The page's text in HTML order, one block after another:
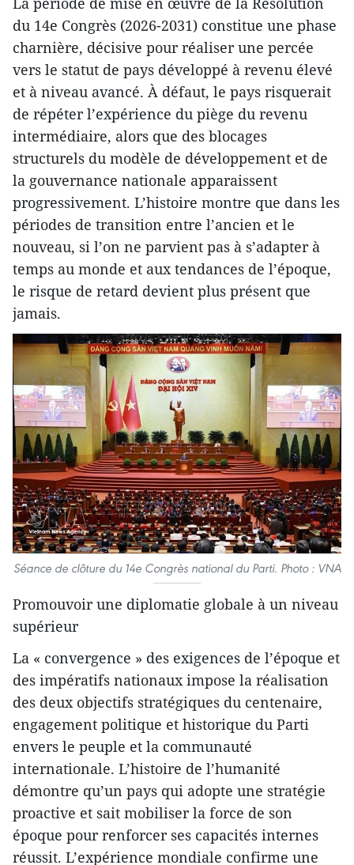
du 14e Congrès (2026-2031) constitue une phase
charnière, décisive pour réaliser une percée
vers le statut de pays développé à revenu élevé
et à niveau avancé. À défaut, le pays risquerait
de répéter l’expérience du piège du revenu
intermédiaire, alors que des blocages
structurels du modèle de développement et de
la gouvernance nationale apparaissent
progressivement. L’histoire montre que dans les
périodes de transition entre l’ancien et le
nouveau, si l’on ne parvient pas à s’adapter à
temps au monde et aux tendances de l’époque,
le risque de retard devient plus présent que
jamais.
Séance de clôture du 14e Congrès national du Parti. Photo : VNA
Promouvoir une diplomatie globale à un niveau
supérieur
La « convergence » des exigences de l’époque et
des impératifs nationaux impose la réalisation
des deux objectifs stratégiques du centenaire,
engagement politique et historique du Parti
envers le peuple et la communauté
internationale. L’histoire de l’humanité
démontre qu’un pays qui adopte une stratégie
proactive et sait mobiliser la force de son
époque pour renforcer ses capacités internes
réussit. L’expérience mondiale confirme une